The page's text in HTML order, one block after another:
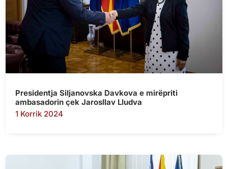
Presidentja Siljanovska Davkova e mirëpriti
ambasadorin çek Jarosllav Lludva
1 Korrik 2024